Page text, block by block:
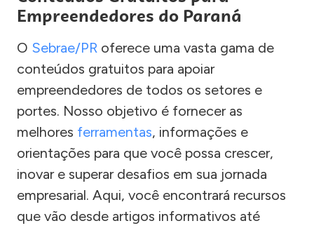
Empreendedores do Paraná
O Sebrae/PR oferece uma vasta gama de
conteúdos gratuitos para apoiar
empreendedores de todos os setores e
portes. Nosso objetivo é fornecer as
melhores ferramentas, informações e
orientações para que você possa crescer,
inovar e superar desafios em sua jornada
empresarial. Aqui, você encontrará recursos
que vão desde artigos informativos até